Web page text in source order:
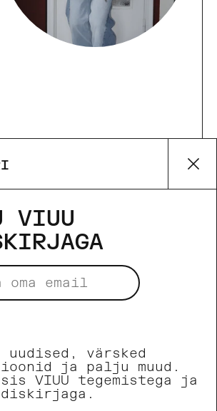
Eelmine
VIUU
uudised, värsked
ja palju muud.
VIUU tegemistega ja